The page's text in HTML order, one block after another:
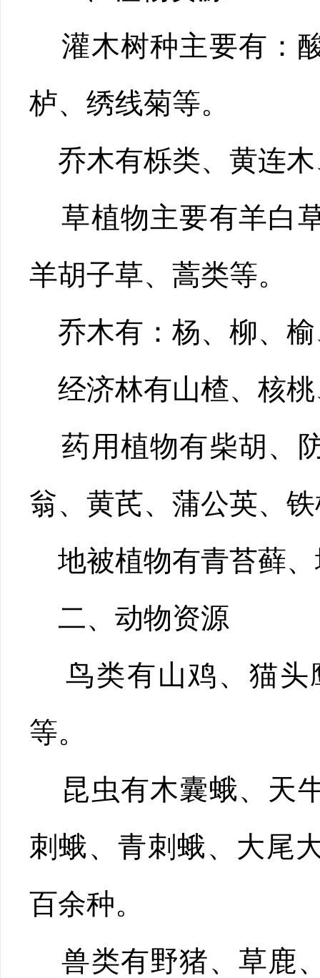
灌木树种主要有：
栌、绣线菊等。
乔木有栎类、黄连
草植物主要有羊白
羊胡子草、蒿类等。
乔木有：杨、柳、榆
经济林有山楂、核桃
药用植物有柴胡、
翁、黄芪、蒲公英、
地被植物有青苔藓
二、动物资源
鸟类有山鸡、猫头
等。
昆虫有木囊蛾、天
刺蛾、青刺蛾、大尾
百余种。
兽类有野猪、草鹿